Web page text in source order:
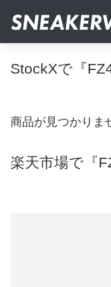
StockXで『
商品が見つかりま
楽天市場で『